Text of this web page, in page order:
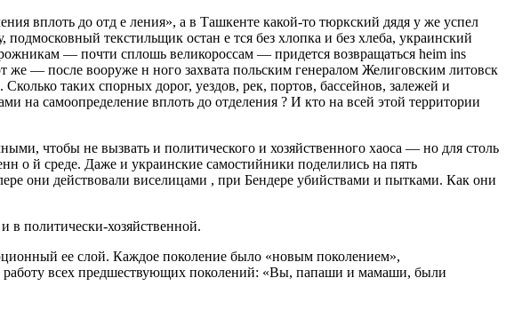
вплоть до отд е ления», а в Ташкенте какой-то тюркский дядя у же успел
текстильщик остан е тся без хлопка и без хлеба, украинский
— почти сплошь великороссам — придется возвращаться heim ins
же — после вооруже н ного захвата польским генералом Желиговским литовск
таких спорных дорог, уездов, рек, портов, бассейнов, залежей и
на самоопределение вплоть до отделения ? И кто на всей этой территории
чтобы не вызвать и политического и хозяйственного хаоса — но для столь
о й среде. Даже и украинские самостийники поделились на пять
они действовали виселицами , при Бендере убийствами и пытками. Как они
в политически-хозяйственной.
ее слой. Каждое поколение было «новым поколением»,
работу всех предшествующих поколений: «Вы, папаши и мамаши, были